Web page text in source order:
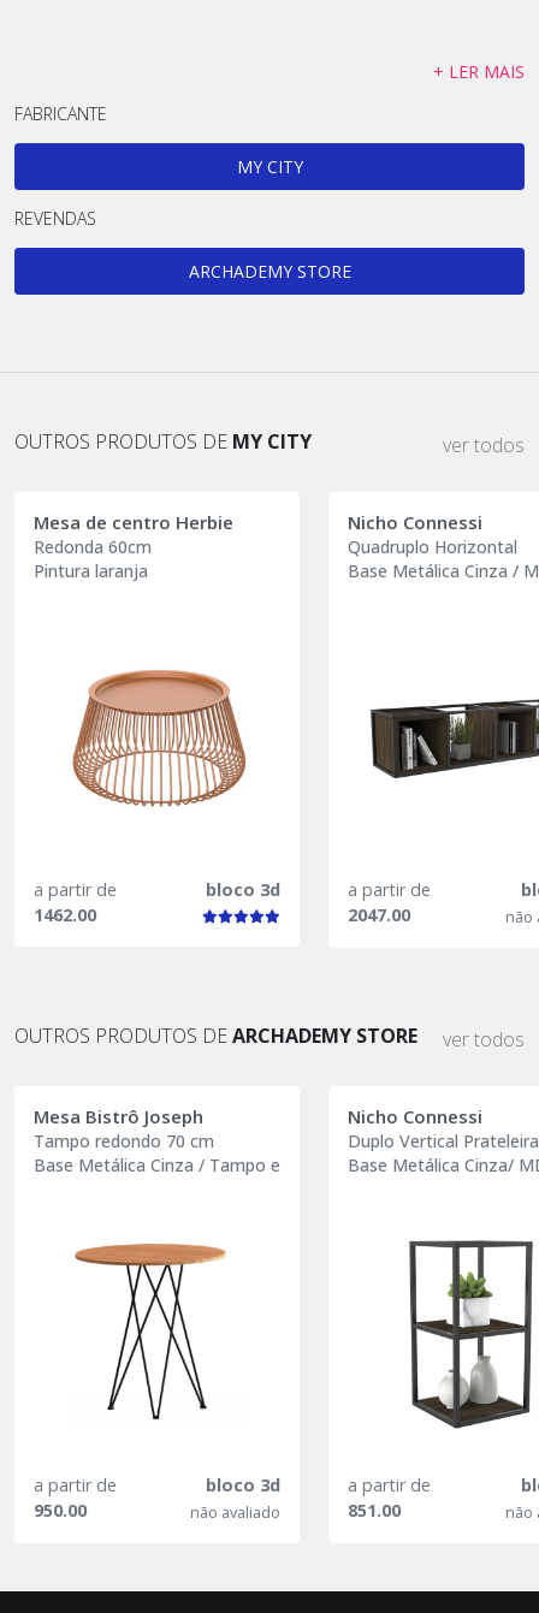
+ LER MAIS
FABRICANTE
MY CITY
REVENDAS
ARCHADEMY STORE
OUTROS PRODUTOS DE MY CITY ver todos
Mesa de centro Herbie
Redonda 60cm
Pintura laranja
a partir de
1462.00
bloco 3d
Nicho Connessi
Quadruplo Horizontal
Base Metálica Cinza /
a partir de
2047.00
não
OUTROS PRODUTOS DEARCHADEMY STORE ver todos
Mesa Bistrô Joseph
Tampo redondo 70 cm
Base Metálica Cinza / Tampo em MDF madeirado
a partir de
950.00
bloco 3d
não avaliado
Nicho Connessi
Duplo Vertical
Base Metálica Cinza/
a partir de
851.00
não